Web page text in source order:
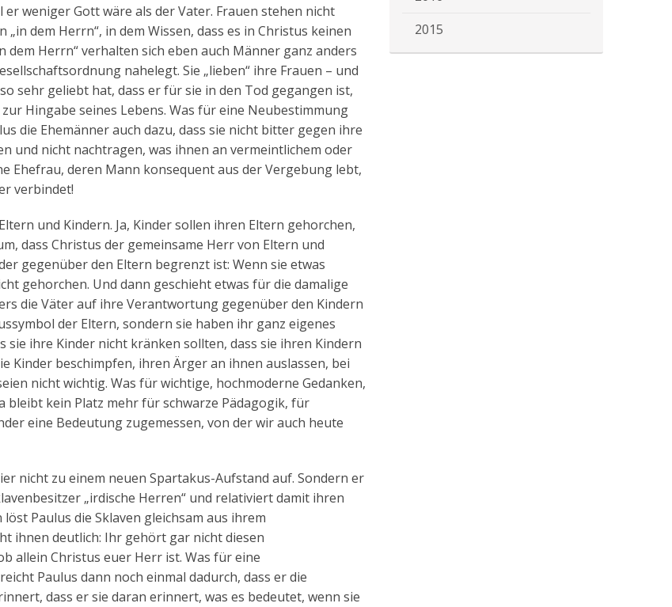
weniger Gott wäre als der Vater. Frauen stehen nicht
dem Herrn“, in dem Wissen, dass es in Christus keinen
Herrn“ verhalten sich eben auch Männer ganz anders
nahelegt. Sie „lieben“ ihre Frauen – und
sehr geliebt hat, dass er für sie in den Tod gegangen ist,
Hingabe seines Lebens. Was für eine Neubestimmung
die Ehemänner auch dazu, dass sie nicht bitter gegen ihre
und nicht nachtragen, was ihnen an vermeintlichem oder
Ehefrau, deren Mann konsequent aus der Vergebung lebt,
verbindet!
und Kindern. Ja, Kinder sollen ihren Eltern gehorchen,
dass Christus der gemeinsame Herr von Eltern und
gegenüber den Eltern begrenzt ist: Wenn sie etwas
gehorchen. Und dann geschieht etwas für die damalige
die Väter auf ihre Verantwortung gegenüber den Kindern
der Eltern, sondern sie haben ihr ganz eigenes
sie ihre Kinder nicht kränken sollten, dass sie ihren Kindern
Kinder beschimpfen, ihren Ärger an ihnen auslassen, bei
nicht wichtig. Was für wichtige, hochmoderne Gedanken,
bleibt kein Platz mehr für schwarze Pädagogik, für
eine Bedeutung zugemessen, von der wir auch heute
nicht zu einem neuen Spartakus-Aufstand auf. Sondern er
„irdische Herren“ und relativiert damit ihren
Paulus die Sklaven gleichsam aus ihrem
ihnen deutlich: Ihr gehört gar nicht diesen
allein Christus euer Herr ist. Was für eine
Paulus dann noch einmal dadurch, dass er die
dass er sie daran erinnert, was es bedeutet, wenn sie
2015